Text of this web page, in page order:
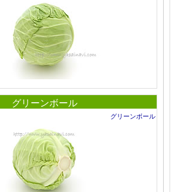
グリーンボール
グリーンボール